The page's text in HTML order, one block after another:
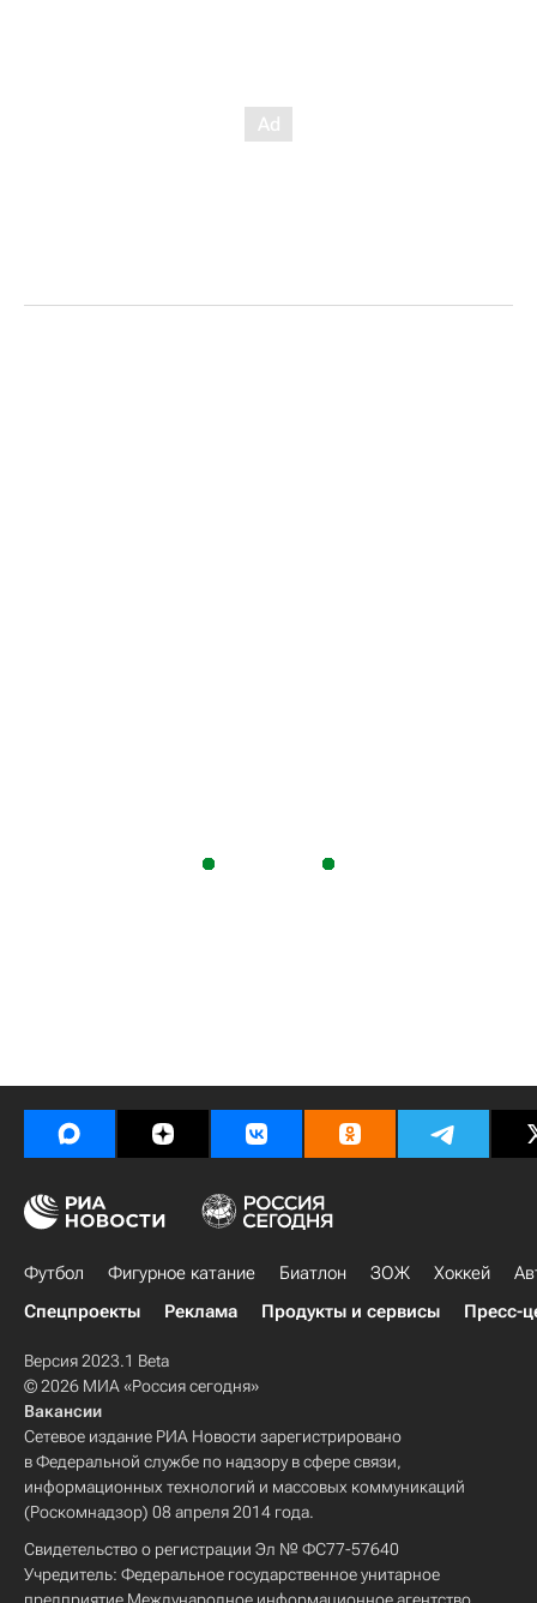
Футбол Фигурное катание Биатлон ЗОЖ Хоккей
Спецпроекты
Реклама Продукты и сервисы Пресс-
Версия 2023.1 Beta
© 2026 МИА «Россия сегодня»
Вакансии
Сетевое издание РИА Новости зарегистрировано
в Федеральной службе по надзору в сфере связи,
информационных технологий и массовых коммуникаций
(Роскомнадзор) 08 апреля 2014 года.
Свидетельство о регистрации Эл № ФС77-57640
Учредитель: Федеральное государственное унитарное